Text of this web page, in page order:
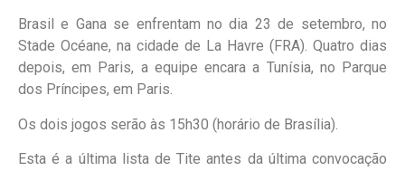
Brasil e Gana se enfrentam no dia 23 de setembro, no
Stade Océane, na cidade de La Havre (FRA). Quatro dias
depois, em Paris, a equipe encara a Tunísia, no Parque
dos Príncipes, em Paris.
Os dois jogos serão às 15h30 (horário de Brasília).
Esta é a última lista de Tite antes da última convocação